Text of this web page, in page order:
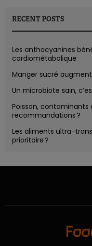
RECENT POSTS
Les anthocyanines
cardiométabolique
Manger sucré
Un microbiote sain,
Poisson, contaminants
recommandations ?
Les aliments ultra-
prioritaire ?